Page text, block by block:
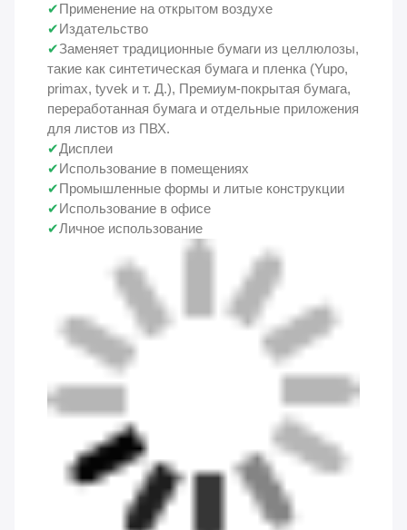
✔ Применение на открытом воздухе
✔ Издательство
✔Заменяет традиционные бумаги из целлюлозы,
такие как синтетическая бумага и пленка (Yupo,
primax, tyvek и т. Д.), Премиум-покрытая бумага,
переработанная бумага и отдельные приложения
для листов из ПВХ.
✔Дисплеи
✔ Использование в помещениях
✔ Промышленные формы и литые конструкции
✔ Использование в офисе
✔Личное использование